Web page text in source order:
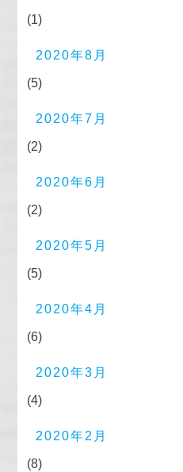
(1)
2020年8月
(5)
2020年7月
(2)
2020年6月
(2)
2020年5月
(5)
2020年4月
(6)
2020年3月
(4)
2020年2月
(8)